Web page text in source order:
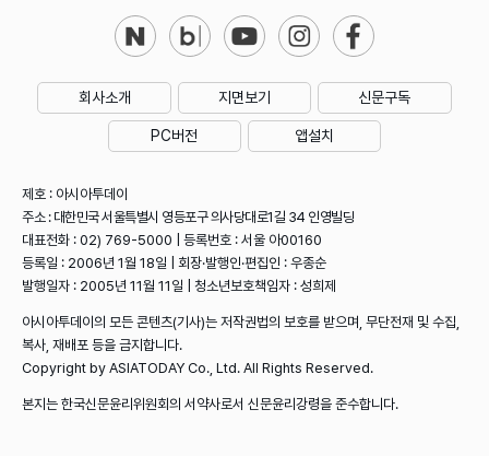
회사소개 지면보기 신문구독
PC버전 앱설치
제호 : 아시아투데이
주소 : 대한민국 서울특별시 영등포구 의사당대로1길 34 인영빌딩
대표전화 : 02) 769-5000 | 등록번호 : 서울 아00160
등록일 : 2006년 1월 18일 | 회장·발행인·편집인 : 우종순
발행일자 : 2005년 11월 11일 | 청소년보호책임자 : 성희제
아시아투데이의 모든 콘텐츠(기사)는 저작권법의 보호를 받으며, 무단전재 및 수집,
복사, 재배포 등을 금지합니다.
Copyright by ASIATODAY Co., Ltd. All Rights Reserved.
본지는 한국신문윤리위원회의 서약사로서 신문윤리강령을 준수합니다.